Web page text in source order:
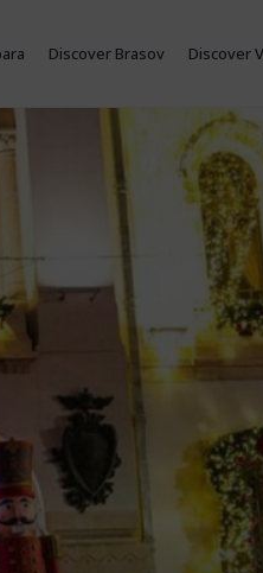
Discover Brasov Discover